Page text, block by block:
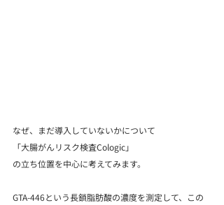
なぜ、まだ導入していないかについて
「大腸がんリスク検査Cologic」
の立ち位置を中心に考えてみます。
GTA-446という長鎖脂肪酸の濃度を測定して、この